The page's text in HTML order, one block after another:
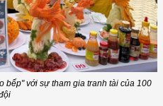
bếp" với sự tham gia tranh tài của 100